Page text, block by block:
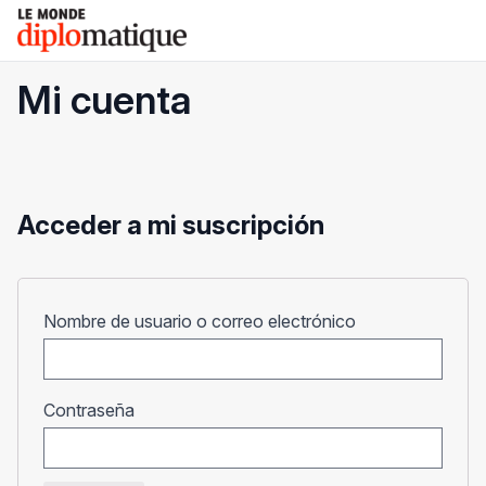
Skip
content
Le monde diplomatique
Mi cuenta
Acceder a mi suscripción
Nombre de usuario o correo electrónico
Contraseña